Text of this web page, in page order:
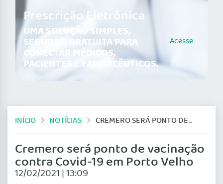
Prescrição Eletrônica
UMA SOLUÇÃO SIMPLES,
SEGURA E GRATUITA PARA
CONECTAR MÉDICOS,
PACIENTES E FARMACÊUTICOS.
Acesse
INÍCIO NOTÍCIAS CREMERO SERÁ PONTO DE VACINAÇÃO CONTRA COVID-19 EM PORTO VELHO
Cremero será ponto de vacinação
contra Covid-19 em Porto Velho
12/02/2021 | 13:09